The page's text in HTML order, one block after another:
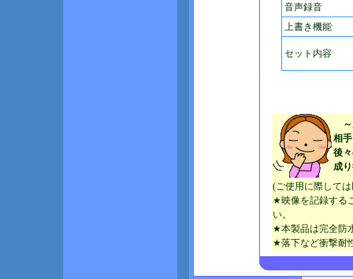
音声録音
上書き機能
セット内容
～
相
後
成
(ご使用に際して
★映像を記録する
い。
★本製品は完全防
★落下など衝撃耐